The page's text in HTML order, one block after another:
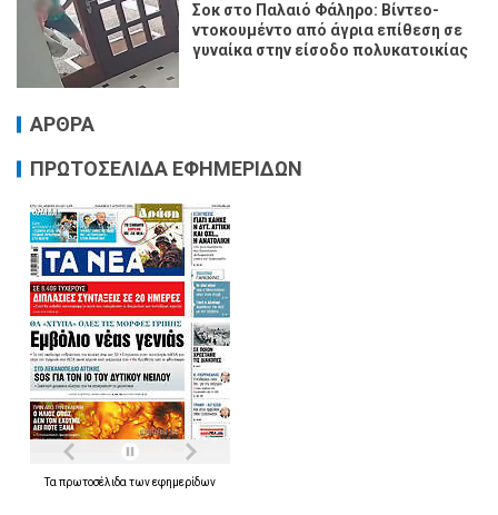
Σοκ στο Παλαιό Φάληρο: Βίντεο-
ντοκουμέντο από άγρια επίθεση σε
γυναίκα στην είσοδο πολυκατοικίας
ΑΡΘΡΑ
ΠΡΩΤΟΣΕΛΙΔΑ ΕΦΗΜΕΡΙΔΩΝ
Τα πρωτοσέλιδα τωνεφημερίδων